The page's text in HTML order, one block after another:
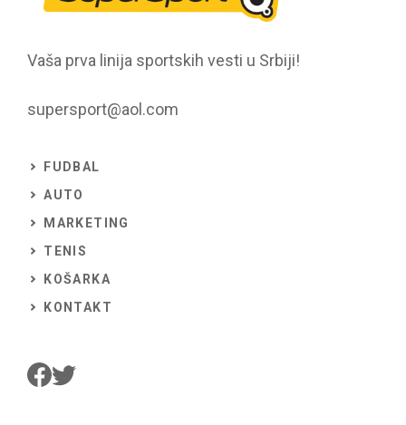
Vaša prva linija sportskih vesti u Srbiji!
supersport@aol.com
FUDBAL
AUTO
MARKETING
TENIS
KOŠARKA
KONTAKT